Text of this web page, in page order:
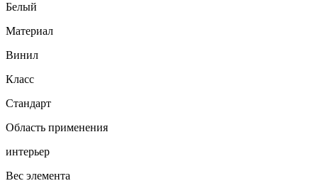
Белый
Материал
Винил
Класс
Стандарт
Область применения
интерьер
Вес элемента